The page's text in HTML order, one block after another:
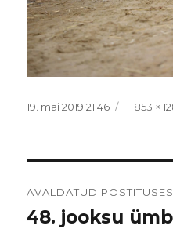
Postitatud
19. mai 2019 21:46 853 ×
AVALDATUD POSTITUSES
48. jooksu